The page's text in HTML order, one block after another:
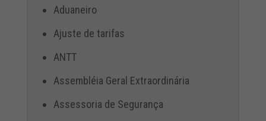
Aduaneiro
Ajuste de tarifas
ANTT
Assembléia Geral Extraordinária
Assessoria de Segurança